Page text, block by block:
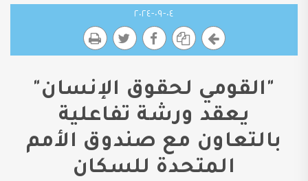
٠٤-٠٩-٢٠٢٤
"القومي لحقوق الإنسان"
يعقد ورشة تفاعلية
بالتعاون مع صندوق الأمم
المتحدة للسكان